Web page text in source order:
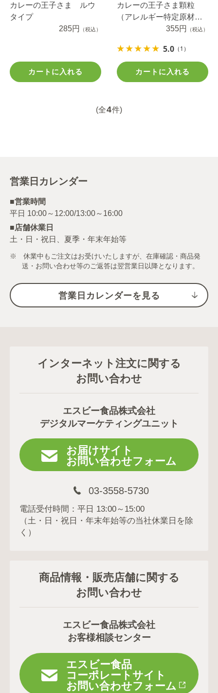
カレーの王子さま ルウ
タイプ
285円
（税込）
カートに入れる
カレーの王子さま顆粒
（アレルギー特定原材料
等２８品目不使用）
355円 （税込）
5.0 （1）
カートに入れる
(全4件)
営業日カレンダー
■営業時間
■店舗休業日
土・日・祝日、夏季・年末年始等
※ 休業中もご注文はお受けいたしますが、在庫確認・商品発
送・お問い合わせ等のご返答は翌営業日以降となります。
営業日カレンダーを見る
インターネット注文に関する
お問い合わせ
エスビー食品株式会社
デジタルマーケティングユニット
お届けサイト
お問い合わせフォーム
03-3558-5730
電話受付時間：平日 13:00～15:00
（土・日・祝日・年末年始等の当社休業日を除
く）
商品情報・販売店舗に関する
お問い合わせ
エスビー食品株式会社
お客様相談センター
エスビー食品
コーポレートサイト
お問い合わせフォーム